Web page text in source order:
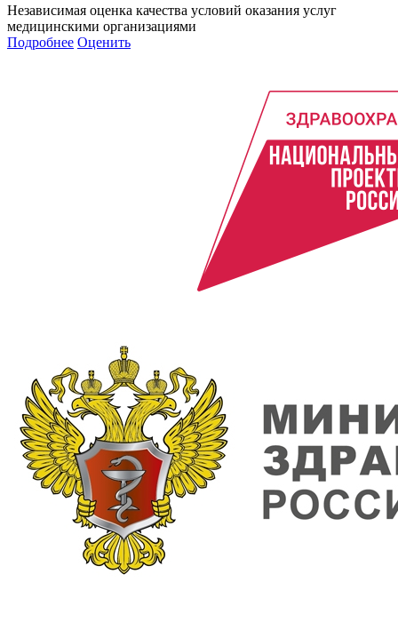
Независимая оценка качества условий оказания услуг
медицинскими организациями
Подробнее Оценить